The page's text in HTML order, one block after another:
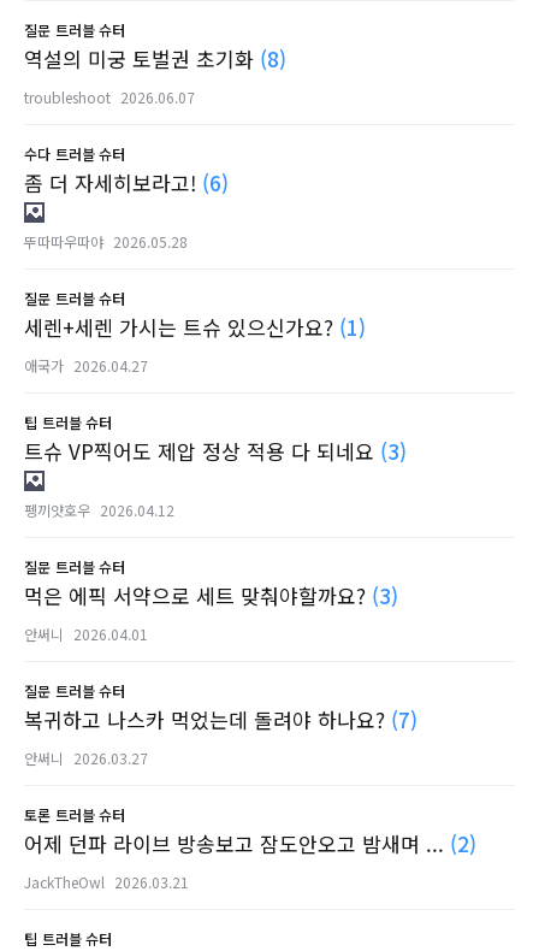
질문 트러블 슈터
역설의 미궁 토벌권 초기화 (8)
troubleshoot 2026.06.07
수다 트러블 슈터
좀 더 자세히보라고! (6)
뚜따따우따야 2026.05.28
질문 트러블 슈터
세렌+세렌 가시는 트슈 있으신가요? (1)
애국가 2026.04.27
팁 트러블 슈터
트슈 VP찍어도 제압 정상 적용 다 되네요 (3)
펭끼얏호우 2026.04.12
질문 트러블 슈터
먹은 에픽 서약으로 세트 맞춰야할까요? (3)
안써니 2026.04.01
질문 트러블 슈터
복귀하고 나스카 먹었는데 돌려야 하나요? (7)
안써니 2026.03.27
토론 트러블 슈터
어제 던파 라이브 방송보고 잠도안오고 밤새며 ... (2)
JackTheOwl 2026.03.21
팁 트러블 슈터